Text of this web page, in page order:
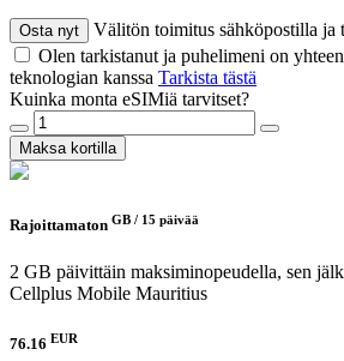
Osta nyt
Välitön toimitus sähköpostilla ja
Olen tarkistanut ja puhelimeni on
teknologian kanssa Tarkista tästä
Kuinka monta eSIMiä tarvitset?
Maksa kortilla
Rajoittamaton GB / 15 päivää
2 GB päivittäin maksiminopeudella, sen
Cellplus Mobile Mauritius
76.16 EUR